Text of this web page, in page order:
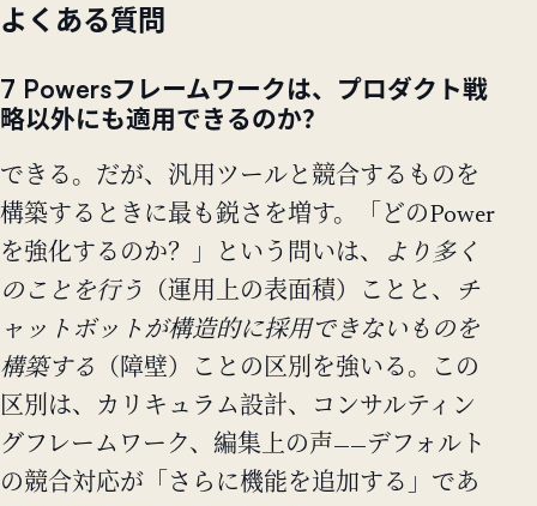
よくある質問
7 Powersフレームワークは、プロダクト戦
略以外にも適用できるのか？
できる。だが、汎用ツールと競合するものを
構築するときに最も鋭さを増す。「どのPower
を強化するのか？」という問いは、
より多く
のことを行う
（運用上の表面積）ことと、
チ
ャットボットが構造的に採用できないものを
構築する （障壁）ことの区別を強いる。この
区別は、カリキュラム設計、コンサルティン
グフレームワーク、編集上の声——デフォルト
の競合対応が「さらに機能を追加する」であ